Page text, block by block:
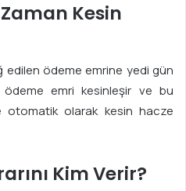
Kesin
edilen ödeme emrine yedi gün
emri kesinleşir ve bu
olarak kesin hacze
Kim Verir?